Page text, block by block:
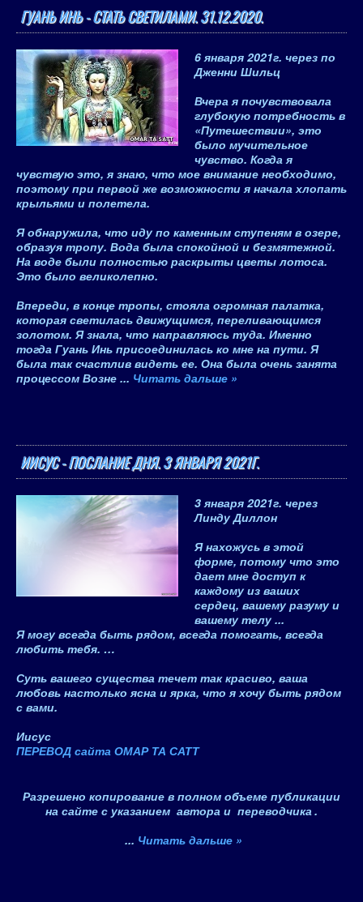
ГУАНЬ ИНЬ - СТАТЬ СВЕТИЛАМИ. 31.12.2020.
6 января 2021г. через по
Дженни Шильц
Вчера я почувствовала
глубокую потребность в
«Путешествии», это
было мучительное
чувство. Когда я
чувствую это, я знаю, что мое внимание необходимо,
поэтому при первой же возможности я начала хлопать
крыльями и полетела.
Я обнаружила, что иду по каменным ступеням в озере,
образуя тропу. Вода была спокойной и безмятежной.
На воде были полностью раскрыты цветы лотоса.
Это было великолепно.
Впереди, в конце тропы, стояла огромная палатка,
которая светилась движущимся, переливающимся
золотом. Я знала, что направляюсь туда. Именно
тогда Гуань Инь присоединилась ко мне на пути. Я
была так счастлив видеть ее. Она была очень занята
процессом Возне ... Читать дальше »
ИИСУС - ПОСЛАНИЕ ДНЯ. 3 ЯНВАРЯ 2021Г.
3 января 2021г. через
Линду Диллон
Я нахожусь в этой
форме, потому что это
дает мне доступ к
каждому из ваших
сердец, вашему разуму и
вашему телу ...
Я могу всегда быть рядом, всегда помогать, всегда
любить тебя. …
Суть вашего существа течет так красиво, ваша
любовь настолько ясна и ярка, что я хочу быть рядом
с вами.
Иисус
ПЕРЕВОД сайта ОМАР ТА САТТ
Разрешено копирование в полном объеме публикации
на сайте с указанием автора и переводчика.
... Читать дальше »